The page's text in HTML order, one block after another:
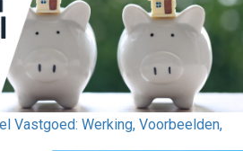
Vastgoed: Werking, Voorbeelden,